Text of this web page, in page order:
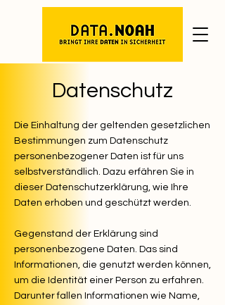
Datenschutz
Die Einhaltung der geltenden gesetzlichen
Bestimmungen zum Datenschutz
personenbezogener Daten ist für uns
selbstverständlich. Dazu erfähren Sie in
dieser Datenschutzerklärung, wie Ihre
Daten erhoben und geschützt werden.
Gegenstand der Erklärung sind
personenbezogene Daten. Das sind
Informationen, die genutzt werden können,
um die Identität einer Person zu erfahren.
Darunter fallen Informationen wie Name,